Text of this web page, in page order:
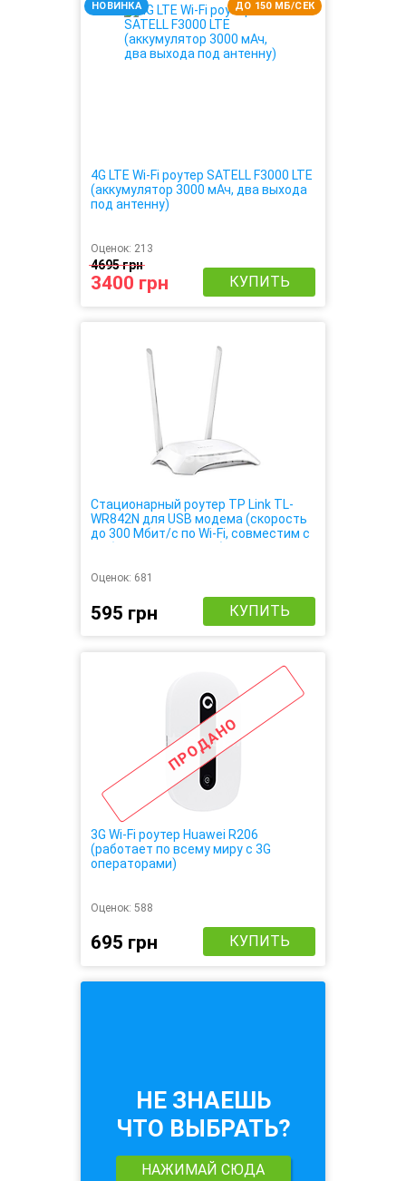
НОВИНКА ДО 150 МБ/СЕК
4G LTE Wi-Fi роутер SATELL F3000 LTE
(аккумулятор 3000 мАч, два выхода
под антенну)
Оценок: 213
4695 грн
3400 грн КУПИТЬ
Стационарный роутер TP Link TL-
WR842N для USB модема (скорость
до 300 Мбит/с по Wi-Fi, совместим с
Оценок: 681
595 грн КУПИТЬ
ПРОДАНО
3G Wi-Fi роутер Huawei R206
(работает по всему миру с 3G
операторами)
Оценок: 588
695 грн КУПИТЬ
НЕ ЗНАЕШЬ
ЧТО ВЫБРАТЬ?
НАЖИМАЙ СЮДА